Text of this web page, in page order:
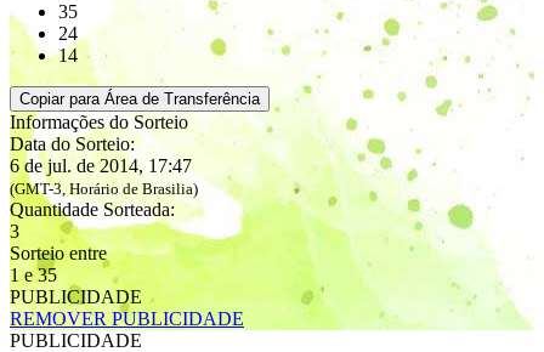
35
24
14
Copiar para Área de Transferência
Informações do Sorteio
Data do Sorteio:
6 de jul. de 2014, 17:47
(GMT-3, Horário de Brasilia)
Quantidade Sorteada:
3
Sorteio entre
1 e 35
PUBLICIDADE
REMOVER PUBLICIDADE
PUBLICIDADE